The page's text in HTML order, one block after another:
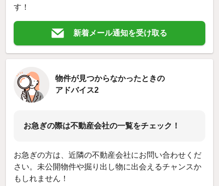
す！
新着メール通知を受け取る
物件が見つからなかったときの
アドバイス2
お急ぎの際は不動産会社の一覧をチェック！
お急ぎの方は、近隣の不動産会社にお問い合わせくだ
さい。未公開物件や掘り出し物に出会えるチャンスか
もしれません！